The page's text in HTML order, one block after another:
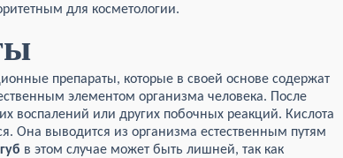
для косметологии.
препараты, которые в своей основе содержат
элементом организма человека. После
воспалений или других побочных реакций. Кислота
Она выводится из организма естественным путям
в этом случае может быть лишней, так как